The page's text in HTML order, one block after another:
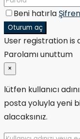
Beni hatırla
Oturum aç
User registration is
Parolamı unuttum
×
lütfen kullanıcı
posta yoluyla yeni
alacaksınız.